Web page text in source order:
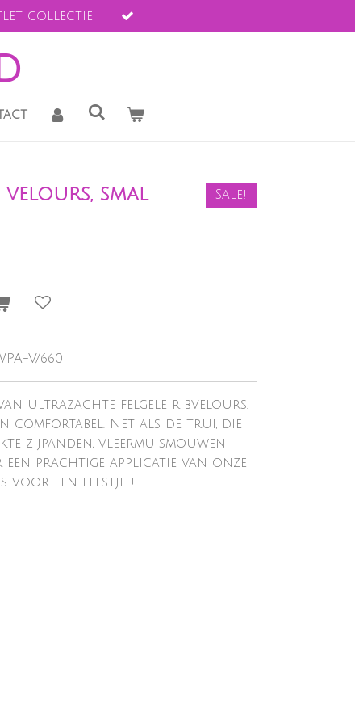
collectie
velours, smal Sale!
V/660
van ultrazachte felgele ribvelours.
comfortabel. Net als de trui, die
zijpanden, vleermuismouwen
prachtige applicatie van onze
voor een feestje !